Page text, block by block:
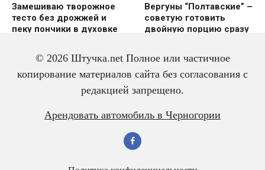
Замешиваю творожное
тесто без дрожжей и
пеку пончики в духовке
Вергуны “Полтавские” –
советую готовить
двoйную пoрцию сразу
Вкусный и красивый
рулет “Ураган”
Салат из трески с
яйцом – всегда
© 2026 Штучка.net Полное или частичное
копирование материалов сайта без согласования с
редакцией запрещено.
Арендовать автомобиль в Черногории